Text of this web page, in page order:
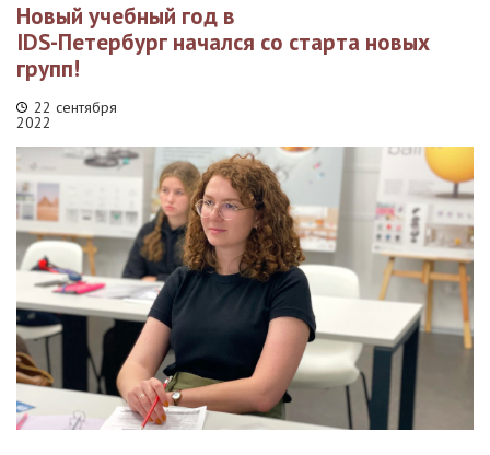
Новый учебный год в
IDS-Петербург начался со старта новых
групп!
22 сентября
2022